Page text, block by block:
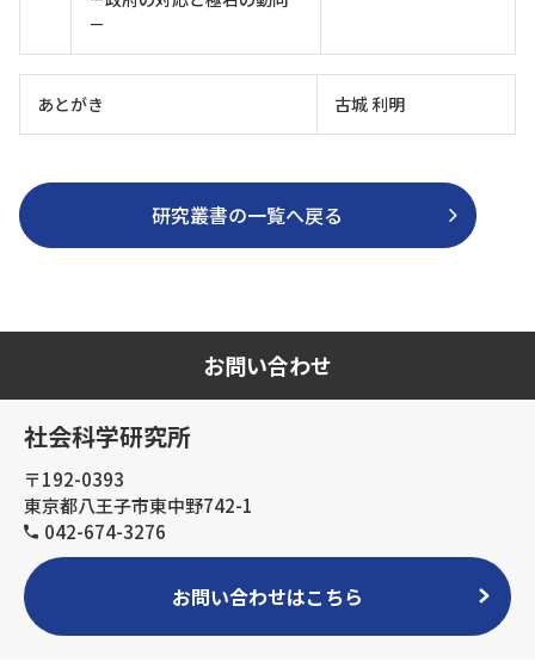
－
あとがき 古城 利明
研究叢書の一覧へ戻る
お問い合わせ
社会科学研究所
〒192-0393
東京都八王子市東中野742-1
042-674-3276
お問い合わせはこちら